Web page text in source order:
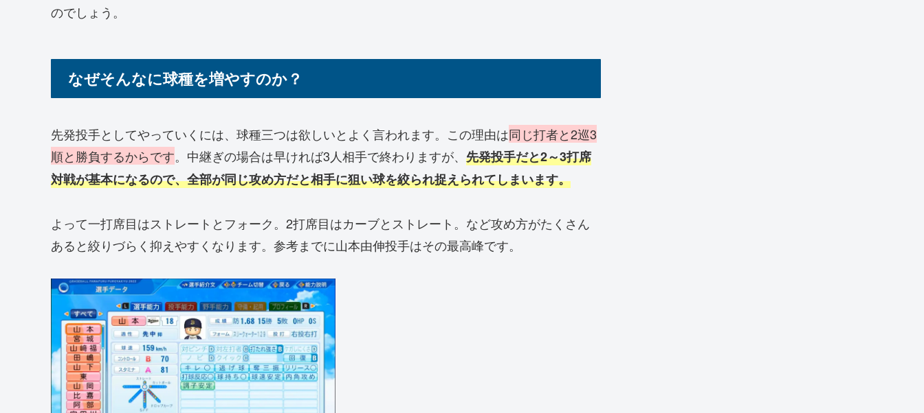
のでしょう。
なぜそんなに球種を増やすのか？
先発投手としてやっていくには、球種三つは欲しいとよく言われます。この理由は同じ打者と2巡3
順と勝負するからです。中継ぎの場合は早ければ3人相手で終わりますが、 先発投手だと2～3打席
対戦が基本になるので、全部が同じ攻め方だと相手に狙い球を絞られ捉えられてしまいます。
よって一打席目はストレートとフォーク。2打席目はカーブとストレート。など攻め方がたくさん
あると絞りづらく抑えやすくなります。参考までに山本由伸投手はその最高峰です。